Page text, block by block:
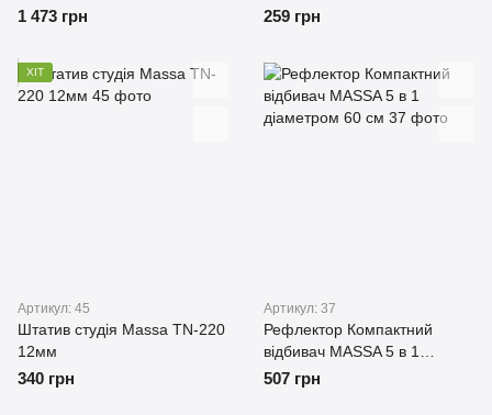
1 473 грн
Bluetooth-крепление
259 грн
ХІТ
Артикул: 45
Штатив студія Massa TN-220
12мм
340 грн
Артикул: 37
Рефлектор Компактний
відбивач MASSA 5 в 1
діаметром 60 см
507 грн